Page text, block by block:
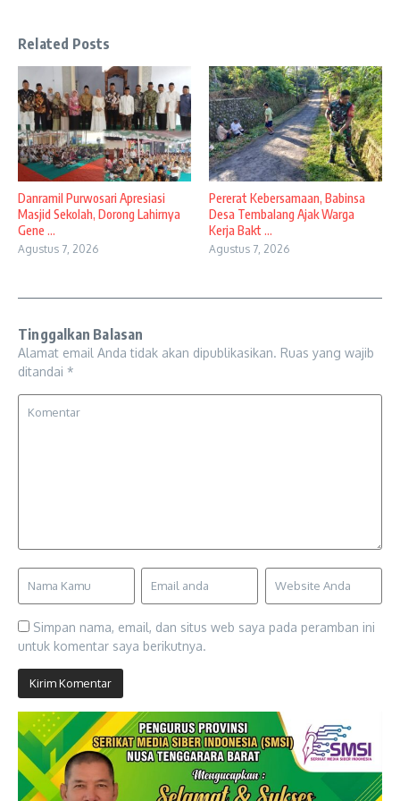
Related Posts
Danramil Purwosari Apresiasi
Masjid Sekolah, Dorong Lahirnya
Gene ...
Agustus 7, 2026
Pererat Kebersamaan, Babinsa
Desa Tembalang Ajak Warga
Kerja Bakt ...
Agustus 7, 2026
Tinggalkan Balasan
Alamat email Anda tidak akan dipublikasikan. Ruas yang wajib
ditandai *
Simpan nama, email, dan situs web saya pada peramban ini
untuk komentar saya berikutnya.